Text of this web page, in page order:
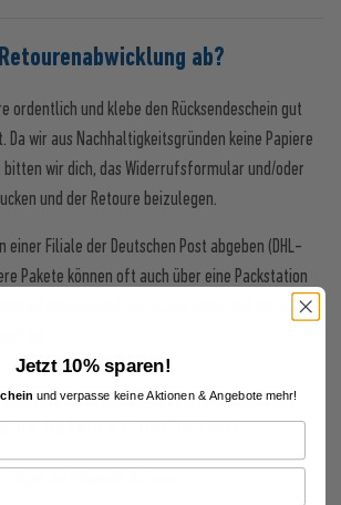
ab?
ordentlich und klebe den Rücksendeschein gut
Da wir aus Nachhaltigkeitsgründen keine Papiere
bitten wir dich, das Widerrufsformular und/oder
und der Retoure beizulegen.
einer Filiale der Deutschen Post abgeben (DHL-
Pakete können oft auch über eine Packstation
Retoure hinschicken?
an folgende Adresse:
Jetzt 10% sparen!
und verpasse keine Aktionen & Angebote mehr!